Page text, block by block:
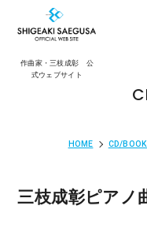
作曲家・三枝成彰 公
式ウェブサイト
HOME CD/
三枝成彰ピアノ